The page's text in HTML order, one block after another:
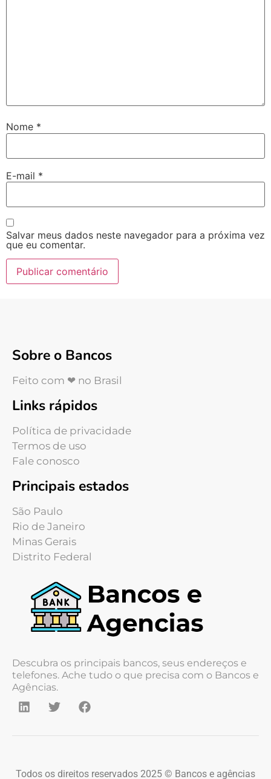
Nome *
E-mail *
Salvar meus dados neste navegador para a próxima vez
que eu comentar.
Sobre o Bancos
Feito com ❤ no Brasil
Links rápidos
Política de privacidade
Termos de uso
Fale conosco
Principais estados
São Paulo
Rio de Janeiro
Minas Gerais
Distrito Federal
Descubra os principais bancos, seus endereços e
telefones. Ache tudo o que precisa com o Bancos e
Agências.
Todos os direitos reservados 2025 © Bancos e agências